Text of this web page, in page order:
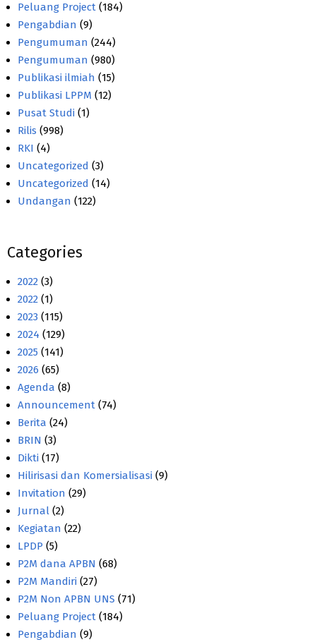
Peluang Project (184)
Pengabdian (9)
Pengumuman (244)
Pengumuman (980)
Publikasi ilmiah (15)
Publikasi LPPM (12)
Pusat Studi (1)
Rilis (998)
RKI (4)
Uncategorized (3)
Uncategorized (14)
Undangan (122)
Categories
2022 (3)
2022 (1)
2023 (115)
2024 (129)
2025 (141)
2026 (65)
Agenda (8)
Announcement (74)
Berita (24)
BRIN (3)
Dikti (17)
Hilirisasi dan Komersialisasi (9)
Invitation (29)
Jurnal (2)
Kegiatan (22)
LPDP (5)
P2M dana APBN (68)
P2M Mandiri (27)
P2M Non APBN UNS (71)
Peluang Project (184)
Pengabdian (9)